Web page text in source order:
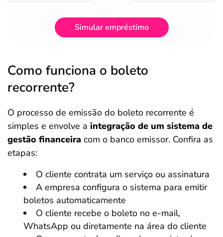
Simular empréstimo
Como funciona o boleto
recorrente?
O processo de emissão do boleto recorrente é
simples e envolve a integração de um sistema de
gestão financeira com o banco emissor. Confira as
etapas:
O cliente contrata um serviço ou assinatura
A empresa configura o sistema para emitir
boletos automaticamente
O cliente recebe o boleto no e-mail,
WhatsApp ou diretamente na área do cliente